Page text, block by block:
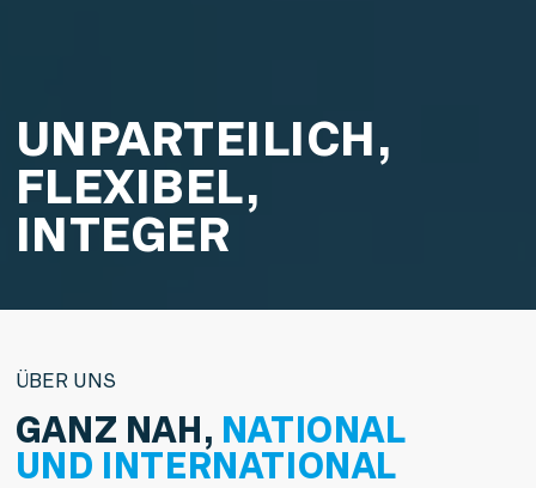
UNPARTEILICH,
FLEXIBEL,
INTEGER
ÜBER UNS
GANZ NAH, NATIONAL
UND INTERNATIONAL